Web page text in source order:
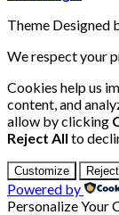
Theme Designed
We respect your
Cookies help us
content, and
allow by clicking
Reject All to
Customize Reject
Powered by
Personalize Your